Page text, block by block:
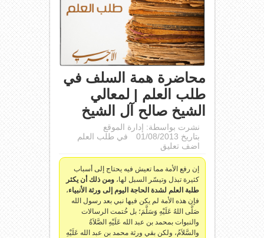
محاضرة همة السلف في
طلب العلم | لمعالي
الشيخ صالح آل الشيخ
نشرت بواسطة: إدارة الموقع
بتاريخ 01/08/2013
في طلب العلم
اضف تعليق
إن رفع الأمة مما تعيش فيه يحتاج إلى أسباب
كثيرة تبذل وتيسّر السبل لها،ومن ذلك أن يكثر
طلبة العلم لشدة الحاجة اليوم إلى ورثة الأنبياء،
فإن هذه الأمة لم يكن فيها نبي بعد رسول الله
صَلَّى اللهُ عَلَيْهِ وَسَلَّمَ؛ بل خُتمت الرسالات
والنبوات بمحمد بن عبد الله عَلَيْهِ الصَّلاَةُ
والسَّلاَمُ، ولكن بقي ورثة محمد بن عبد الله عَلَيْهِ